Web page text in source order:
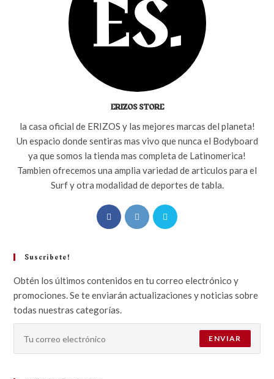
ERIZOS STORE
la casa oficial de ERIZOS y las mejores marcas del planeta!
Un espacio donde sentiras mas vivo que nunca el Bodyboard
ya que somos la tienda mas completa de Latinomerica!
Tambien ofrecemos una amplia variedad de articulos para el
Surf y otra modalidad de deportes de tabla.
Suscribete!
Obtén los últimos contenidos en tu correo electrónico y
promociones. Se te enviarán actualizaciones y noticias sobre
todas nuestras categorías.
ENVIAR